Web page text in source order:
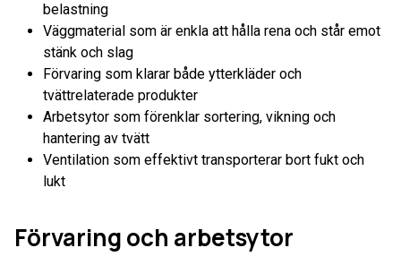
belastning
Väggmaterial som är enkla att hålla rena och står emot
stänk och slag
Förvaring som klarar både ytterkläder och
tvättrelaterade produkter
Arbetsytor som förenklar sortering, vikning och
hantering av tvätt
Ventilation som effektivt transporterar bort fukt och
lukt
Förvaring och arbetsytor